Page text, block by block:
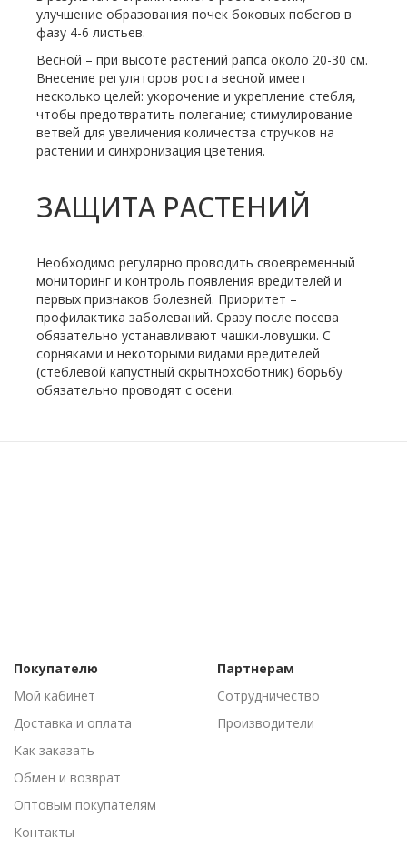
улучшение образования почек боковых побегов в
фазу 4-6 листьев.
Весной – при высоте растений рапса около 20-30 см.
Внесение регуляторов роста весной имеет
несколько целей: укорочение и укрепление стебля,
чтобы предотвратить полегание; стимулирование
ветвей для увеличения количества стручков на
растении и синхронизация цветения.
ЗАЩИТА РАСТЕНИЙ
Необходимо регулярно проводить своевременный
мониторинг и контроль появления вредителей и
первых признаков болезней. Приоритет –
профилактика заболеваний. Сразу после посева
обязательно устанавливают чашки-ловушки. С
сорняками и некоторыми видами вредителей
(стеблевой капустный скрытнохоботник) борьбу
обязательно проводят с осени.
Покупателю
Мой кабинет
Доставка и оплата
Как заказать
Обмен и возврат
Оптовым покупателям
Контакты
Партнерам
Сотрудничество
Производители